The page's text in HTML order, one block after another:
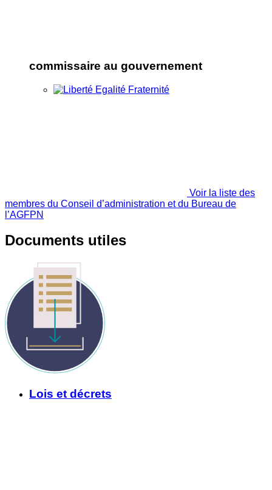
commissaire au gouvernement
Voir la liste des
membres du Conseil d’administration et du Bureau de
l’AGFPN
Documents utiles
Lois et décrets